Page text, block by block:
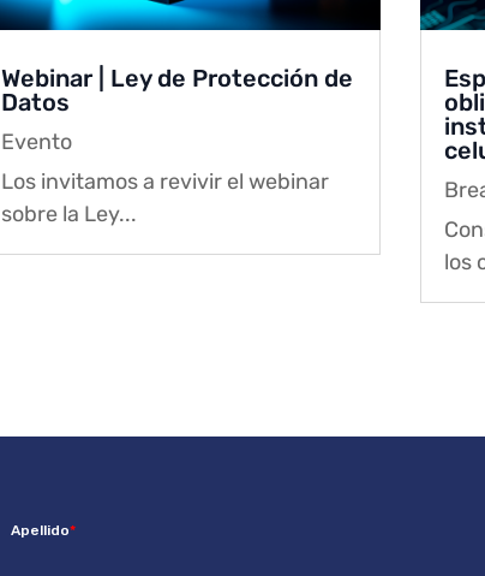
Webinar | Ley de Protección de
Datos
Evento
Los invitamos a revivir el webinar
sobre la Ley...
los